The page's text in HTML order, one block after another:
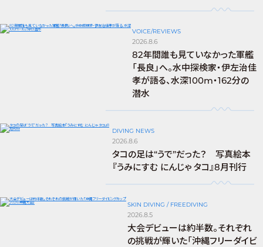
VOICE/REVIEWS
2026.8.6
82年間誰も見ていなかった軍艦
「長良」へ。水中探検家・伊左治佳
孝が語る、水深100m・162分の
潜水
DIVING NEWS
2026.8.6
タコの足は“うで”だった？ 写真絵本
『うみにすむ にんじゃ タコ』8月刊行
SKIN DIVING / FREEDIVING
2026.8.5
大会デビューは約半数。それぞれ
の挑戦が輝いた「沖縄フリーダイビ